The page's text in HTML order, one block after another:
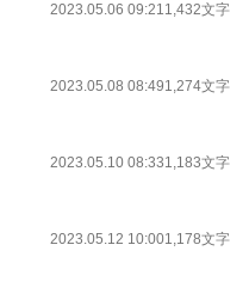
2023.05.06 09:211,432文字
2023.05.08 08:491,274文字
2023.05.10 08:331,183文字
2023.05.12 10:001,178文字